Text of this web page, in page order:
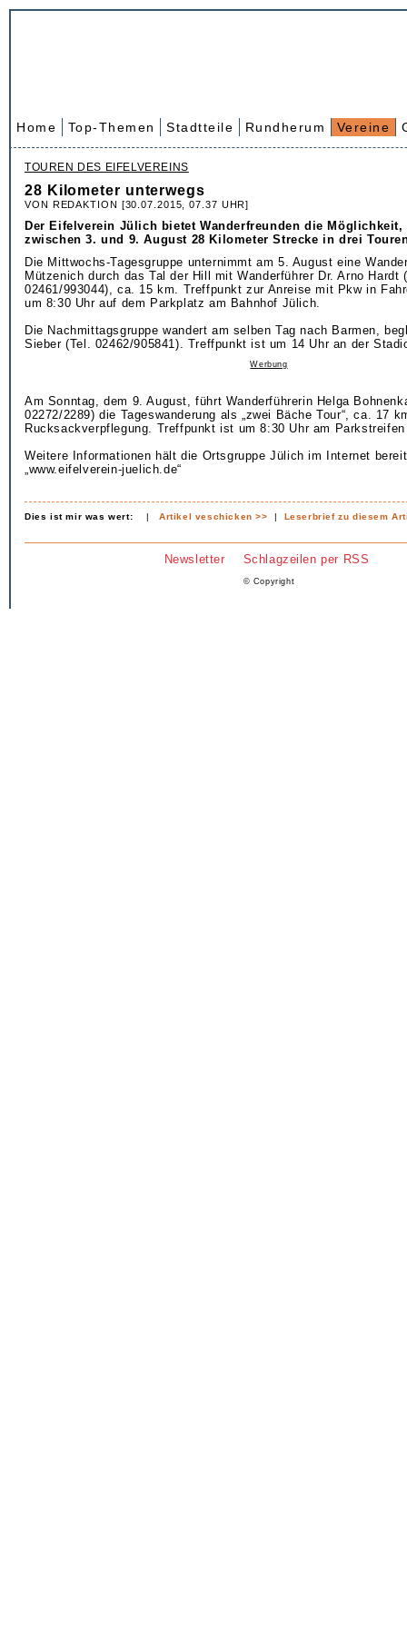
Home Top-Themen Stadtteile Rundherum Vereine
TOUREN DES EIFELVEREINS
28 Kilometer unterwegs
VON REDAKTION [30.07.2015, 07.37 UHR]
Der Eifelverein Jülich bietet Wanderfreunden die Möglichkeit,
zwischen 3. und 9. August 28 Kilometer Strecke in drei
Die Mittwochs-Tagesgruppe unternimmt am 5. August eine
Mützenich durch das Tal der Hill mit Wanderführer Dr. Arno Hardt
02461/993044), ca. 15 km. Treffpunkt zur Anreise mit Pkw in
um 8:30 Uhr auf dem Parkplatz am Bahnhof Jülich.
Die Nachmittagsgruppe wandert am selben Tag nach Barmen,
Sieber (Tel. 02462/905841). Treffpunkt ist um 14 Uhr an der
Werbung
Am Sonntag, dem 9. August, führt Wanderführerin Helga
02272/2289) die Tageswanderung als „zwei Bäche Tour“, ca. 17
Rucksackverpflegung. Treffpunkt ist um 8:30 Uhr am
Weitere Informationen hält die Ortsgruppe Jülich im Internet
„www.eifelverein-juelich.de“
Dies ist mir was wert: |Artikel veschicken >> | Leserbrief zu diesem
Newsletter Schlagzeilen per RSS
© Copyright